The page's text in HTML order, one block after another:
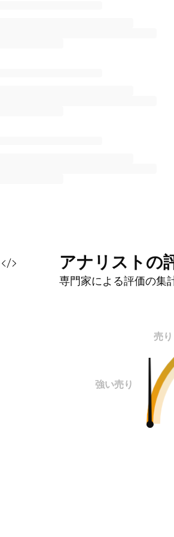
アナリストの
専門家による評価の集
売り
強い売り